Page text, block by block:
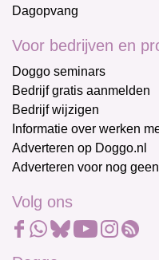
Dagopvang
Voor bedrijven en
Doggo seminars
Bedrijf gratis aanmelden
Bedrijf wijzigen
Informatie over werken
Adverteren op Doggo.nl
Adverteren voor nog
Volg ons